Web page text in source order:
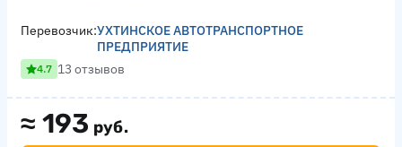
≈ 193 руб.
Перевозчик:УХТИНСКОЕ АВТОТРАНСПОРТНОЕ
ПРЕДПРИЯТИЕ
4.7 13 отзывов